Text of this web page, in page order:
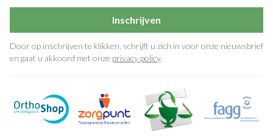
Inschrijven
Door op inschrijven te klikken, schrijft u zich in voor onze nieuwsbrief
en gaat u akkoord met onze privacy policy.